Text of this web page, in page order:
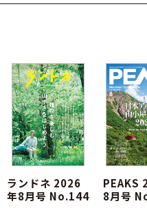
ランドネ 2026
年8月号 No.144
PEAKS
8月号